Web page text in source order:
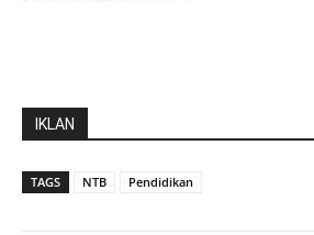
IKLAN
TAGS NTB Pendidikan